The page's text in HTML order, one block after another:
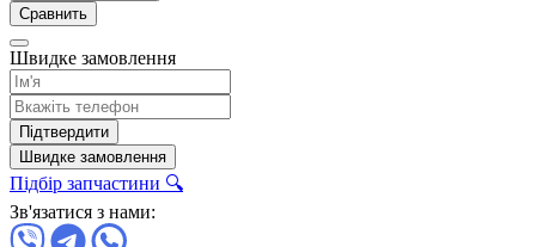
Сравнить
Швидке замовлення
Підтвердити
Швидке замовлення
Підбір запчастини 🔍
Зв'язатися з нами: